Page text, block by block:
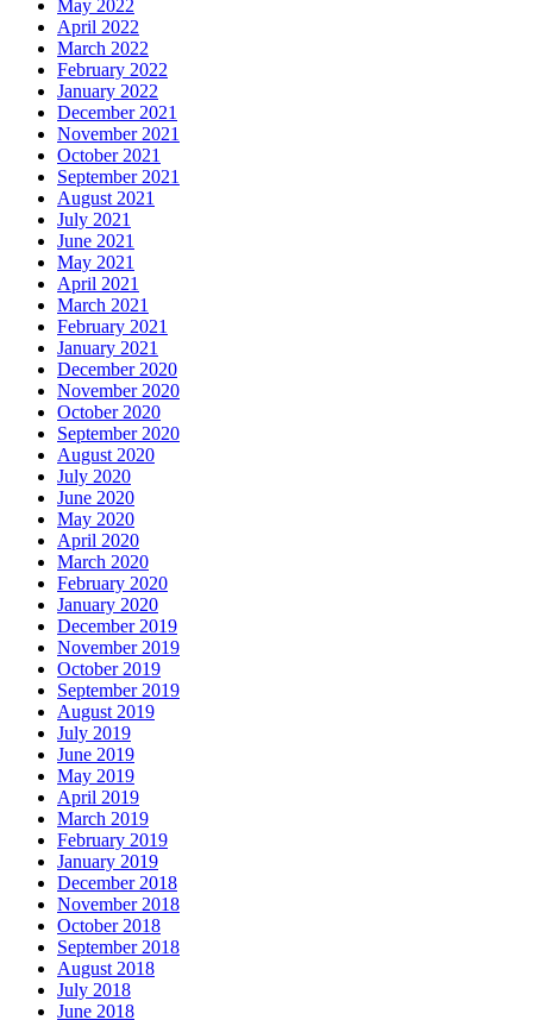
May 2022
April 2022
March 2022
February 2022
January 2022
December 2021
November 2021
October 2021
September 2021
August 2021
July 2021
June 2021
May 2021
April 2021
March 2021
February 2021
January 2021
December 2020
November 2020
October 2020
September 2020
August 2020
July 2020
June 2020
May 2020
April 2020
March 2020
February 2020
January 2020
December 2019
November 2019
October 2019
September 2019
August 2019
July 2019
June 2019
May 2019
April 2019
March 2019
February 2019
January 2019
December 2018
November 2018
October 2018
September 2018
August 2018
July 2018
June 2018